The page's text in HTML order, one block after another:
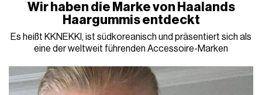
Wir haben die Marke von Haalands
Haargummis entdeckt
Es heißt KKNEKKI, ist südkoreanisch und präsentiert sich als
eine der weltweit führenden Accessoire-Marken